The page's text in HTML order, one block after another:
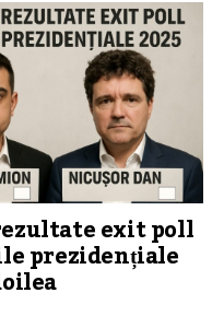
exit poll
prezidențiale